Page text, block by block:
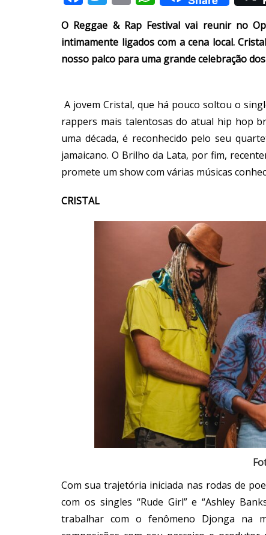
O Reggae & Rap Festival vai reunir no
intimamente ligados com a cena local.
nosso palco para uma grande celebração
A jovem Cristal, que há pouco soltou o
rappers mais talentosas do atual hip hop
uma década, é reconhecido pelo seu
jamaicano. O Brilho da Lata, por fim,
promete um show com várias músicas
CRISTAL
Com sua trajetória iniciada nas rodas de
com os singles “Rude Girl” e “Ashley
trabalhar com o fenômeno Djonga na